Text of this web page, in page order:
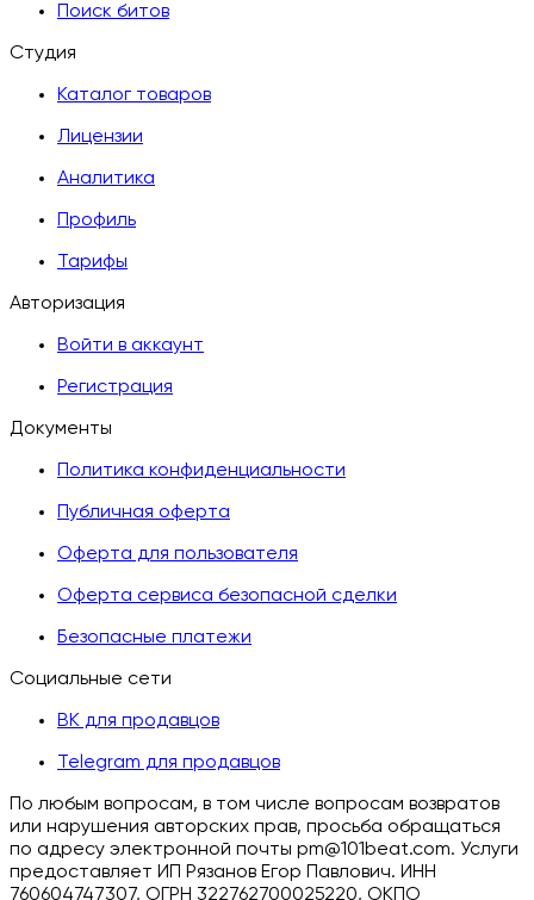
Поиск битов
Студия
Каталог товаров
Лицензии
Аналитика
Профиль
Тарифы
Авторизация
Войти в аккаунт
Регистрация
Документы
Политика конфиденциальности
Публичная оферта
Оферта для пользователя
Оферта сервиса безопасной сделки
Безопасные платежи
Социальные сети
ВК для продавцов
Telegram для продавцов
По любым вопросам, в том числе вопросам возвратов
или нарушения авторских прав, просьба обращаться
по адресу электронной почты pm@101beat.com. Услуги
предоставляет ИП Рязанов Егор Павлович. ИНН
760604747307, ОГРН 322762700025220, ОКПО